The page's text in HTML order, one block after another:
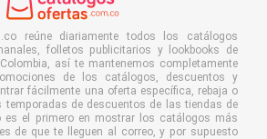
reúne diariamente todos los catálogos
folletos publicitarios y lookbooks de
así te mantenemos completamente
de los catálogos, descuentos y
fácilmente una oferta específica, rebaja o
temporadas de descuentos de las tiendas de
es el primero en mostrar los catálogos más
de que te lleguen al correo, y por supuesto